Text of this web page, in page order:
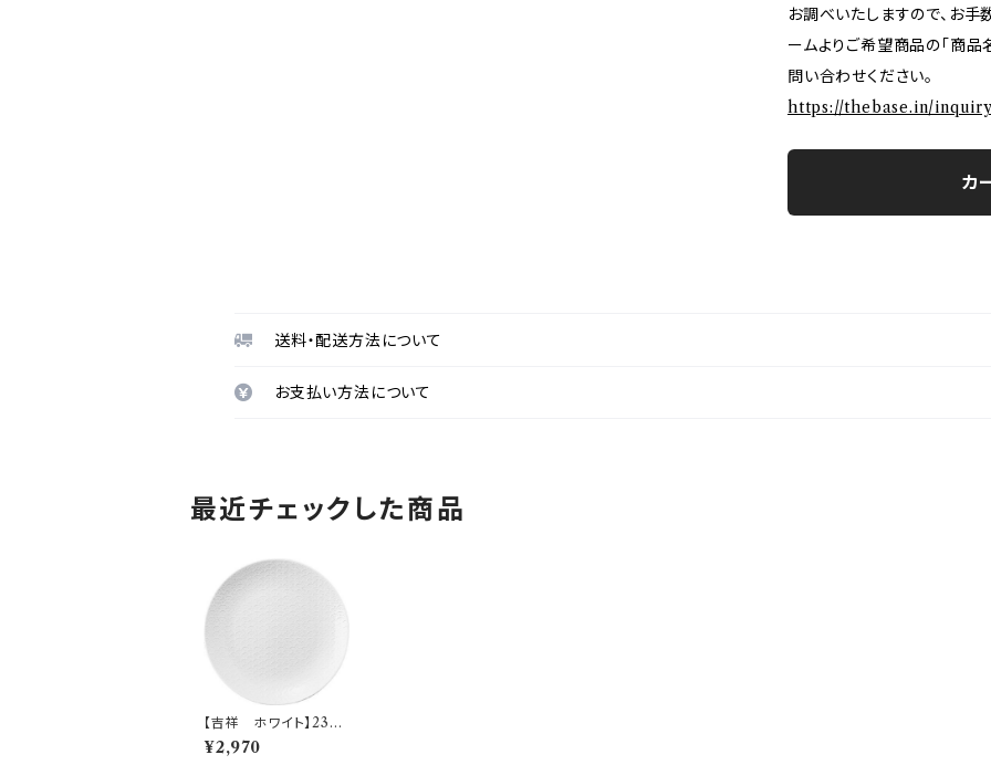
お調べいたしますので、お
ームよりご希望商品の「商品
問い合わせください。
https://thebase.in/
カ
送料・配送方法について
お支払い方法について
最近チェックした商品
【吉祥 ホワイト】23皿
(青海波)【YMK160】Y
MK162-332
¥2,970